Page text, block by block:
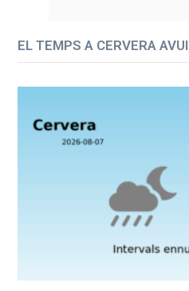
EL TEMPS A CERVERA AVUI